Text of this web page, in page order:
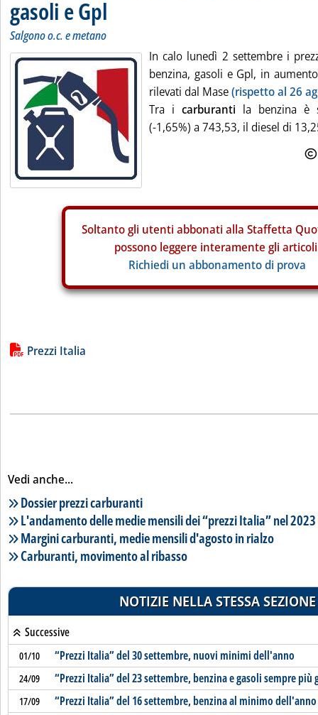
gasoli e Gpl
Salgono o.c. e metano
In calo lunedì 2 settembre i
benzina, gasoli e Gpl, in
rilevati dal Mase(rispetto al 26
Tra i carburanti la benzina è
(-1,65%) a 743,53, il diesel di
Soltanto gli utenti abbonati alla Staffetta
possono leggere interamente gli
Richiedi un abbonamento di prova
Lista allegati PDF alla notizia
Prezzi Italia
Vedi anche...
Lista notizie correlate
Dossier prezzi carburanti
L'andamento delle medie mensili dei “prezzi Italia” nel
Margini carburanti, medie mensili d'agosto in rialzo
Carburanti, movimento al ribasso
NOTIZIE NELLA STESSA SEZIONE
Successive
01/10 “Prezzi Italia” del 30 settembre, nuovi minimi dell'anno
24/09 “Prezzi Italia” del 23 settembre, benzina e gasoli sempre più
17/09 “Prezzi Italia” del 16 settembre, benzina al minimo dell'anno